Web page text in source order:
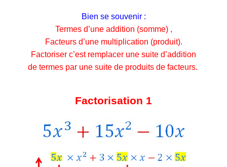
Bien se souvenir :
Termes d’une addition (somme) ,
Facteurs d’une multiplication (produit).
Factoriser c’est remplacer une suite d’addition
de termes par une suite de produits de facteurs.
Factorisation 1